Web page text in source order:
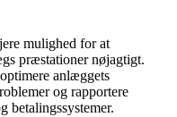
mulighed for at
præstationer nøjagtigt.
anlæggets
og rapportere
betalingssystemer.